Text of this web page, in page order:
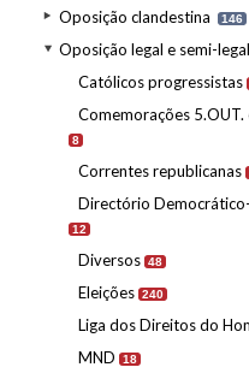
Oposição clandestina 146
Oposição legal e semi-legal
Católicos progressistas
Comemorações 5.OUT.
8
Correntes republicanas
Directório
12
Diversos 48
Eleições 240
Liga dos Direitos do
MND 18